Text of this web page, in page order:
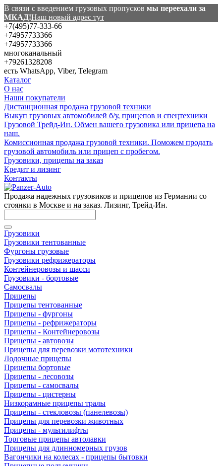
В связи с введением грузовых пропусков мы переехали за
МКАД!Наш новый адрес тут
+7(495)77-333-66
+74957733366
+74957733366
многоканальный
+79261328208
есть WhatsApp, Viber, Telegram
Каталог
О нас
Наши покупатели
Дистанционная продажа грузовой техники
Выкуп грузовых автомобилей б/у, прицепов и спецтехники
Грузовой Трейд-Ин. Обмен вашего грузовика или прицепа на
наш.
Комиссионная продажа грузовой техники. Поможем продать
грузовой автомобиль или прицеп с пробегом.
Грузовики, прицепы на заказ
Кредит и лизинг
Контакты
Продажа надежных грузовиков и прицепов из Германии со
стоянки в Москве и на заказ. Лизинг, Трейд-Ин.
Грузовики
Грузовики тентованные
Фургоны грузовые
Грузовики рефрижераторы
Контейнеровозы и шасси
Грузовики - бортовые
Самосвалы
Прицепы
Прицепы тентованные
Прицепы - фургоны
Прицепы - рефрижераторы
Прицепы - Контейнеровозы
Прицепы - автовозы
Прицепы для перевозки мототехники
Лодочные прицепы
Прицепы бортовые
Прицепы - лесовозы
Прицепы - самосвалы
Прицепы - цистерны
Низкорамные прицепы тралы
Прицепы - стекловозы (панелевозы)
Прицепы для перевозки животных
Прицепы - мультилифты
Торговые прицепы автолавки
Прицепы для длинномерных грузов
Вагончики на колесах - прицепы бытовки